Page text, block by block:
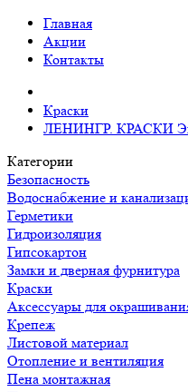
Главная
Акции
Контакты
Краски
ЛЕНИНГР. КРАСКИ
Категории
Безопасность
Водоснабжение и
Герметики
Гидроизоляция
Гипсокартон
Замки и дверная фурнитура
Краски
Аксессуары для
Крепеж
Листовой материал
Отопление и вентиляция
Пена монтажная